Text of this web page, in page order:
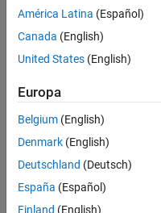
Marketing Services
Finance and Operations
Human Resources
es
keine
offenen
Stellen,
Ihren
Suchkriterien
entsprechen.
können
die
Suchkriterien
América Latina (Español)
Canada (English)
United States (English)
Europa
Belgium (English)
Denmark (English)
Deutschland (Deutsch)
España (Español)
Finland (English)